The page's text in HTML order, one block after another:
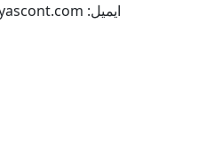
ایمیل: info@yascont.com